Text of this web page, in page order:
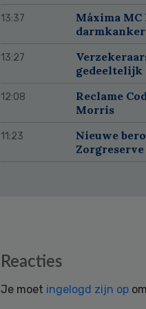
13:37
Máxima
darmkanker
13:27
gedeeltelijk
12:08
Reclame
Morris
11:23
Nieuwe
Zorgreserve
Reacties
Je moet ingelogd zijn op